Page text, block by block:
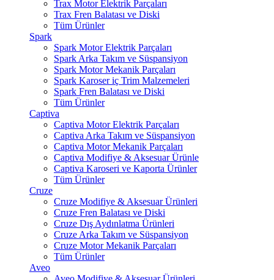
Trax Motor Elektrik Parçaları
Trax Fren Balatası ve Diski
Tüm Ürünler
Spark
Spark Motor Elektrik Parçaları
Spark Arka Takım ve Süspansiyon
Spark Motor Mekanik Parçaları
Spark Karoser iç Trim Malzemeleri
Spark Fren Balatası ve Diski
Tüm Ürünler
Captiva
Captiva Motor Elektrik Parçaları
Captiva Arka Takım ve Süspansiyon
Captiva Motor Mekanik Parçaları
Captiva Modifiye & Aksesuar Ürünle
Captiva Karoseri ve Kaporta Ürünler
Tüm Ürünler
Cruze
Cruze Modifiye & Aksesuar Ürünleri
Cruze Fren Balatası ve Diski
Cruze Dış Aydınlatma Ürünleri
Cruze Arka Takım ve Süspansiyon
Cruze Motor Mekanik Parçaları
Tüm Ürünler
Aveo